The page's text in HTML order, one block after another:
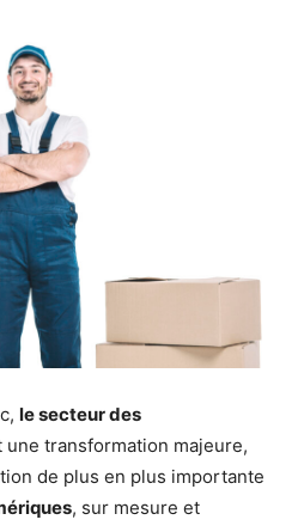
le secteur des
une transformation majeure,
de plus en plus importante
, sur mesure et